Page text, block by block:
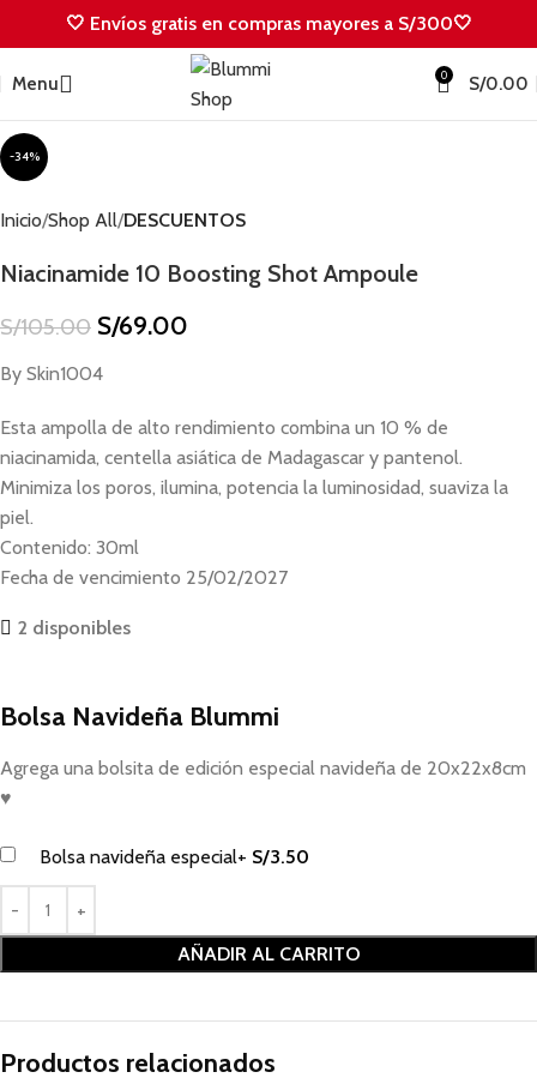
🤍 Envíos gratis en compras mayores a S/300🤍
Menu 0 S/0.00
-34%
Inicio Shop All DESCUENTOS
Niacinamide 10 Boosting Shot Ampoule
S/105.00 S/69.00
By Skin1004
Esta ampolla de alto rendimiento combina un 10 % de
niacinamida, centella asiática de Madagascar y pantenol.
Minimiza los poros, ilumina, potencia la luminosidad, suaviza la
piel.
Contenido: 30ml
Fecha de vencimiento 25/02/2027
2 disponibles
Bolsa Navideña Blummi
Agrega una bolsita de edición especial navideña de 20x22x8cm
♥
Bolsa navideña especial+ S/3.50
AÑADIR AL CARRITO
Productos relacionados